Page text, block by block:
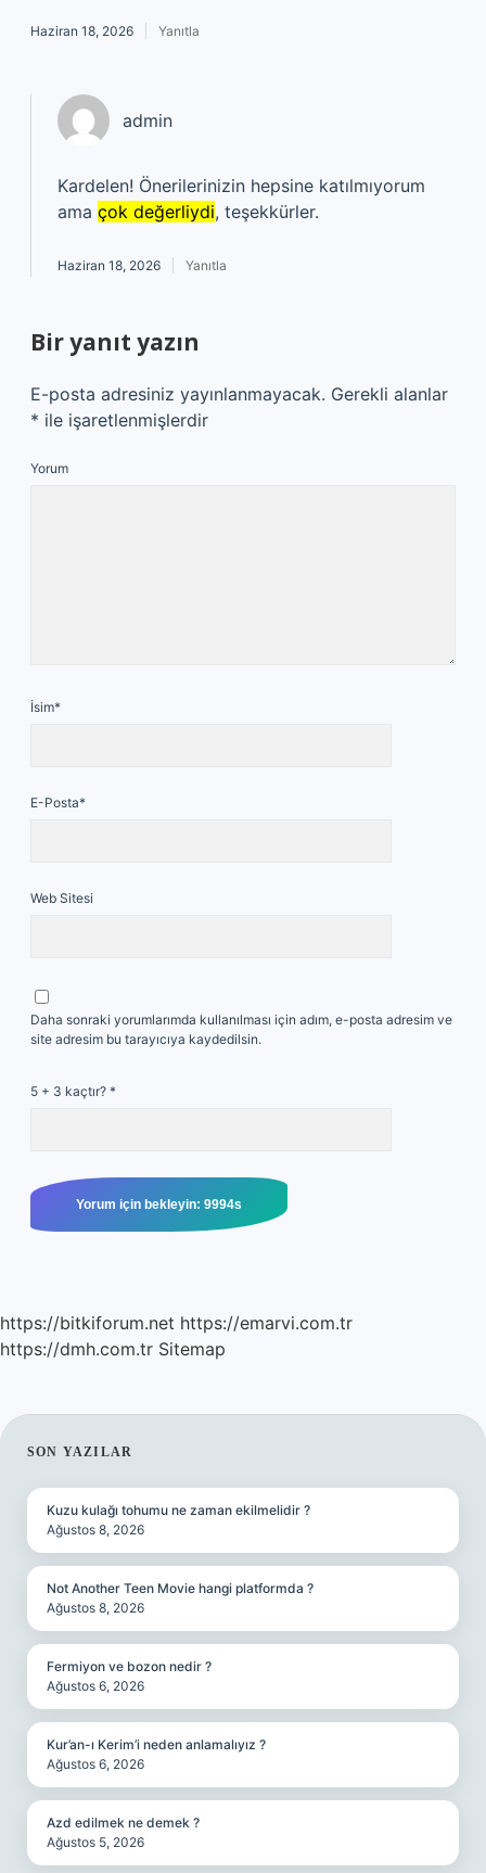
Haziran 18, 2026 Yanıtla
admin
Kardelen! Önerilerinizin hepsine katılmıyorum
ama çok değerliydi, teşekkürler.
Haziran 18, 2026 Yanıtla
Bir yanıt yazın
E-posta adresiniz yayınlanmayacak. Gerekli alanlar
* ile işaretlenmişlerdir
Yorum
İsim*
E-Posta*
Web Sitesi
Daha sonraki yorumlarımda kullanılması için adım, e-posta adresim ve
site adresim bu tarayıcıya kaydedilsin.
5 + 3 kaçtır? *
https://bitkiforum.net https://emarvi.com.tr
https://dmh.com.tr Sitemap
SIDEBAR
SON YAZILAR
Kuzu kulağı tohumu ne zaman ekilmelidir ?
Ağustos 8, 2026
Not Another Teen Movie hangi platformda ?
Ağustos 8, 2026
Fermiyon ve bozon nedir ?
Ağustos 6, 2026
Kur’an-ı Kerim’i neden anlamalıyız ?
Ağustos 6, 2026
Azd edilmek ne demek ?
Ağustos 5, 2026